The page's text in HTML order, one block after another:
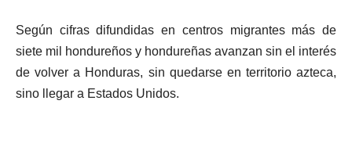
Según cifras difundidas en centros migrantes más de
siete mil hondureños y hondureñas avanzan sin el interés
de volver a Honduras, sin quedarse en territorio azteca,
sino llegar a Estados Unidos.